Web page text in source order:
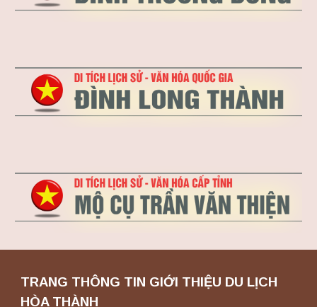
TRANG THÔNG TIN GIỚI THIỆU DU LỊCH
HÒA THÀNH